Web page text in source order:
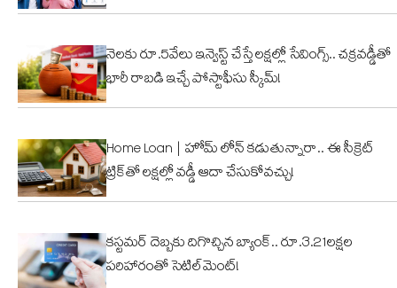
నెలకు రూ.5వేలు ఇన్వెస్ట్ చేస్తే లక్షల్లో సేవింగ్స్.. చక్రవడ్డీతో
భారీ రాబడి ఇచ్చే పోస్టాఫీసు స్కీమ్!
Home Loan | హోమ్ లోన్ కడుతున్నారా.. ఈ సీక్రెట్
ట్రిక్‌తో లక్షల్లో వడ్డీ ఆదా చేసుకోవచ్చు!
కస్టమర్ దెబ్బకు దిగొచ్చిన బ్యాంక్.. రూ.3.21లక్షల
పరిహారంతో సెటిల్‌మెంట్!